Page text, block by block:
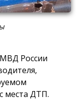
России
места ДТП.